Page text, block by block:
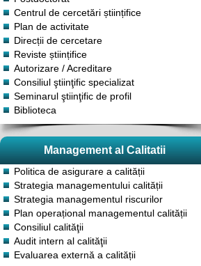
Centrul de cercetări științifice
Plan de activitate
Direcții de cercetare
Reviste științifice
Autorizare / Acreditare
Consiliul ştiinţific specializat
Seminarul ştiinţific de profil
Biblioteca
Management al Calitatii
Politica de asigurare a calității
Strategia managementului calității
Strategia managementul riscurilor
Plan operațional managementul calității
Consiliul calităţii
Audit intern al calităţii
Evaluarea externă a calității